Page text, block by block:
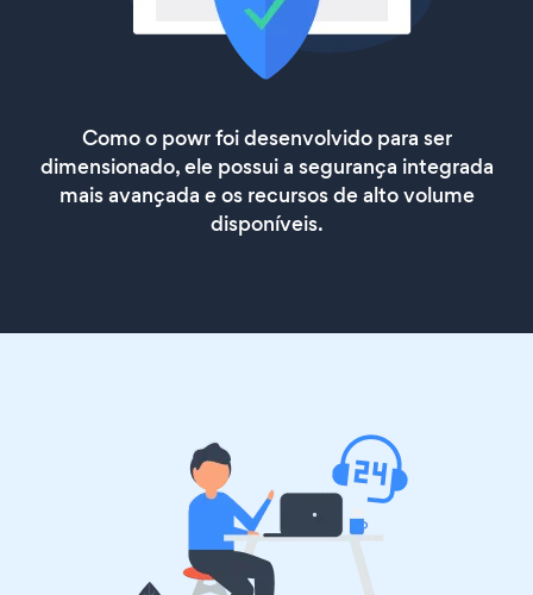
Como o powr foi desenvolvido para ser
dimensionado, ele possui a segurança integrada
mais avançada e os recursos de alto volume
disponíveis.